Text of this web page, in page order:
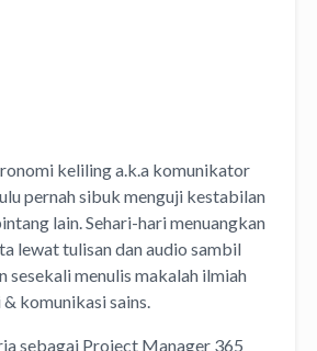
kelilinga.k.a komunikator
pernah sibuk menguji kestabilan
lain. Sehari-hari menuangkan
lewattulisandanaudio sambil
sesekali menulis makalah ilmiah
& komunikasi sains.
sebagai Project Manager 365